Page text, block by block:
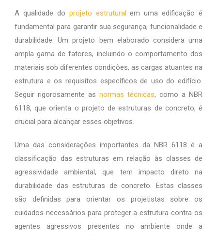
A qualidade do projeto estrutural em uma edificação é
fundamental para garantir sua segurança, funcionalidade e
durabilidade. Um projeto bem elaborado considera uma
ampla gama de fatores, incluindo o comportamento dos
materiais sob diferentes condições, as cargas atuantes na
estrutura e os requisitos específicos de uso do edifício.
Seguir rigorosamente as normas técnicas, como a NBR
6118, que orienta o projeto de estruturas de concreto, é
crucial para alcançar esses objetivos.
Uma das considerações importantes da NBR 6118 é a
classificação das estruturas em relação às classes de
agressividade ambiental, que tem impacto direto na
durabilidade das estruturas de concreto. Estas classes
são definidas para orientar os projetistas sobre os
cuidados necessários para proteger a estrutura contra os
agentes agressivos presentes no ambiente onde a